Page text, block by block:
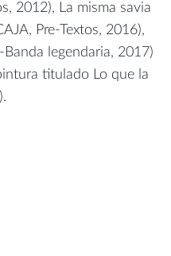
2012), La misma savia
Pre-Textos, 2016),
legendaria, 2017)
titulado Lo que la